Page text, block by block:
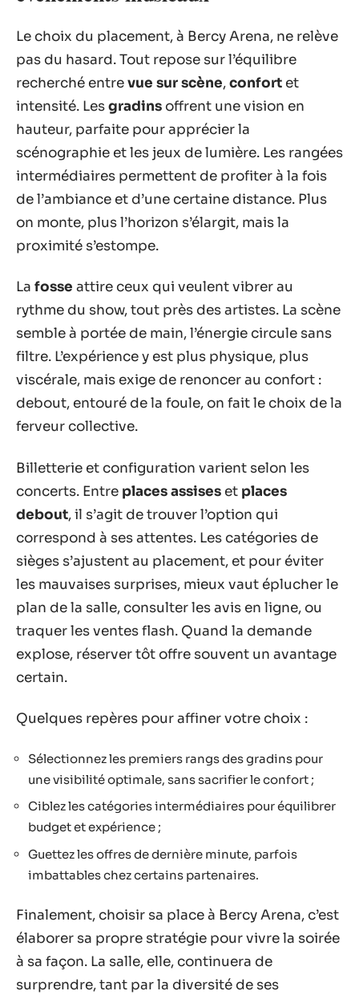
Le choix du placement, à Bercy Arena, ne relève
pas du hasard. Tout repose sur l’équilibre
recherché entrevue sur scène,confort et
intensité. Lesgradins offrent une vision en
hauteur, parfaite pour apprécier la
scénographie et les jeux de lumière. Les rangées
intermédiaires permettent de profiter à la fois
de l’ambiance et d’une certaine distance. Plus
on monte, plus l’horizon s’élargit, mais la
proximité s’estompe.
La fosse attire ceux qui veulent vibrer au
rythme du show, tout près des artistes. La scène
semble à portée de main, l’énergie circule sans
filtre. L’expérience y est plus physique, plus
viscérale, mais exige de renoncer au confort :
debout, entouré de la foule, on fait le choix de la
ferveur collective.
Billetterie et configuration varient selon les
concerts. Entre places assises et places
debout, il s’agit de trouver l’option qui
correspond à ses attentes. Les catégories de
sièges s’ajustent au placement, et pour éviter
les mauvaises surprises, mieux vaut éplucher le
plan de la salle, consulter les avis en ligne, ou
traquer les ventes flash. Quand la demande
explose, réserver tôt offre souvent un avantage
certain.
Quelques repères pour affiner votre choix :
Sélectionnez les premiers rangs des gradins pour
une visibilité optimale, sans sacrifier le confort ;
Ciblez les catégories intermédiaires pour équilibrer
budget et expérience ;
Guettez les offres de dernière minute, parfois
imbattables chez certains partenaires.
Finalement, choisir sa place à Bercy Arena, c’est
élaborer sa propre stratégie pour vivre la soirée
à sa façon. La salle, elle, continuera de
surprendre, tant par la diversité de ses